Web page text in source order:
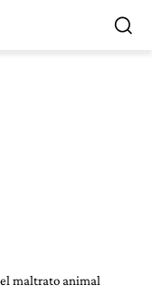
maltrato animal